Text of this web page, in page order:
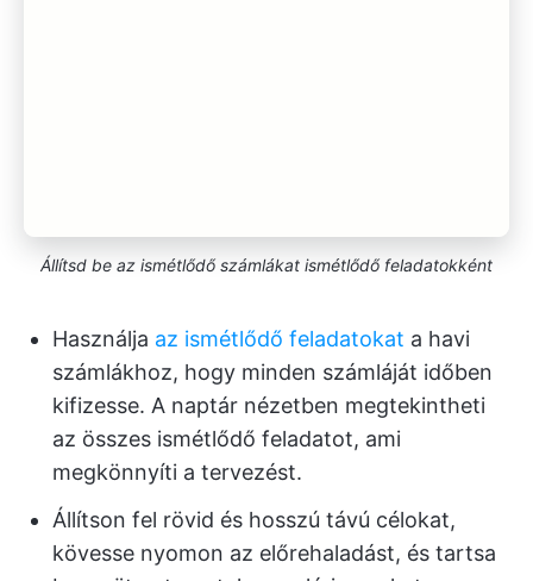
Állítsd be az ismétlődő számlákat ismétlődő feladatokként
Használja az ismétlődő feladatokat a havi
számlákhoz, hogy minden számláját időben
kifizesse. A naptár nézetben megtekintheti
az összes ismétlődő feladatot, ami
megkönnyíti a tervezést.
Állítson fel rövid és hosszú távú célokat,
kövesse nyomon az előrehaladást, és tartsa